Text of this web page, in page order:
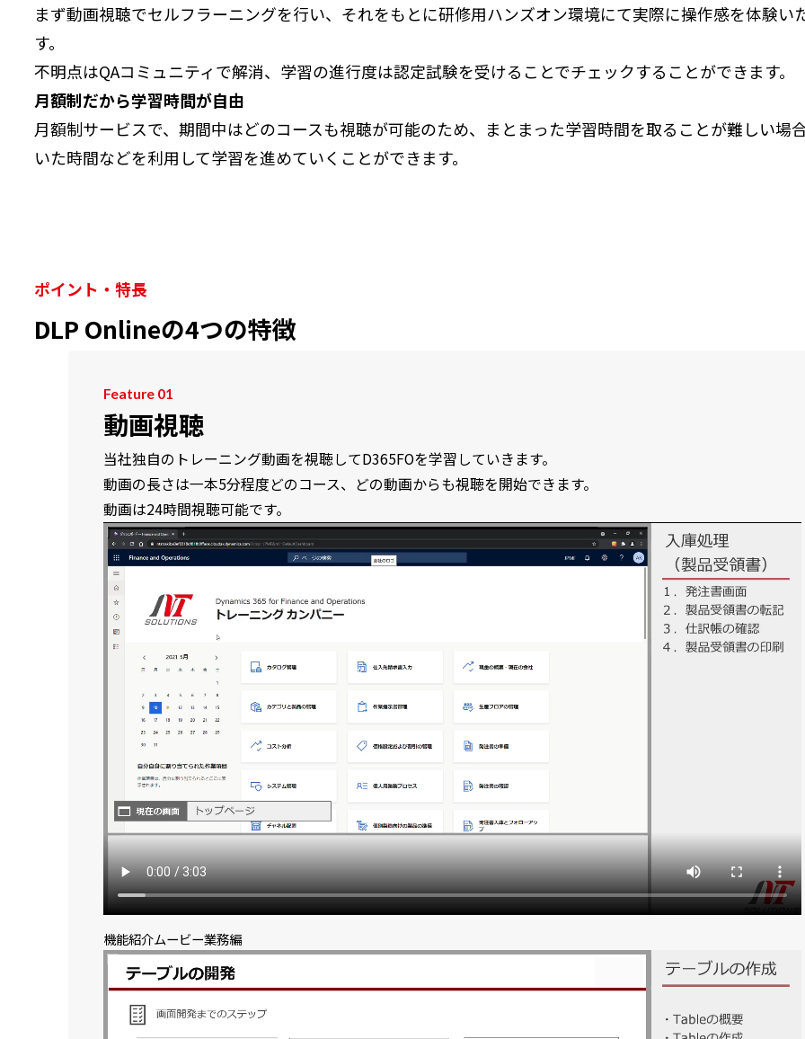
まず動画視聴でセルフラーニングを行い、それをもとに研修用ハンズオン環境にて実際に操作感を体験い
す。
不明点はQAコミュニティで解消、学習の進行度は認定試験を受けることでチェックすることができます。
月額制だから学習時間が自由
月額制サービスで、期間中はどのコースも視聴が可能のため、まとまった学習時間を取ることが難しい場
いた時間などを利用して学習を進めていくことができます。
ポイント・特長
DLP Onlineの4つの特徴
Feature 01
動画視聴
当社独自のトレーニング動画を視聴してD365FOを学習していきます。
動画の長さは一本5分程度どのコース、どの動画からも視聴を開始できます。
動画は24時間視聴可能です。
機能紹介ムービー業務編